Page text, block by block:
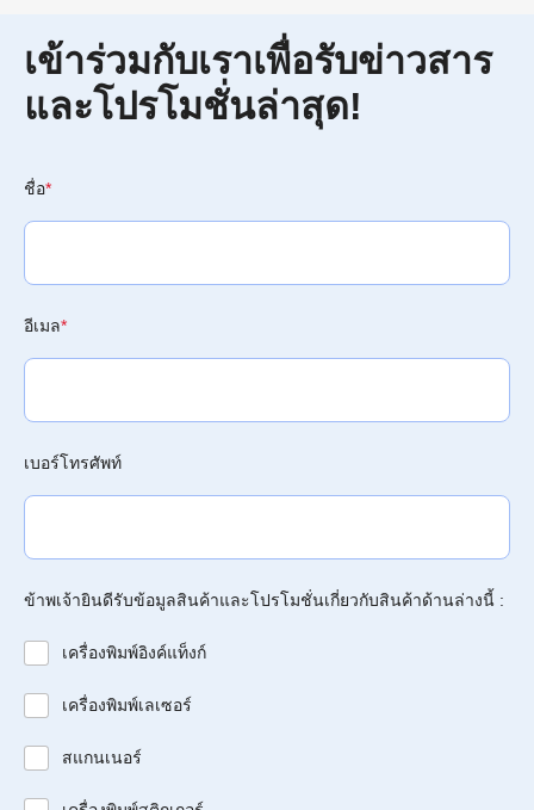
เข้าร่วมกับเราเพื่อรับข่าวสาร
และโปรโมชั่นล่าสุด!
ชื่อ*
อีเมล*
เบอร์โทรศัพท์
ข้าพเจ้ายินดีรับข้อมูลสินค้าและโปรโมชั่นเกี่ยวกับสินค้าด้านล่างนี้ :
เครื่องพิมพ์อิงค์แท็งก์
เครื่องพิมพ์เลเซอร์
สแกนเนอร์